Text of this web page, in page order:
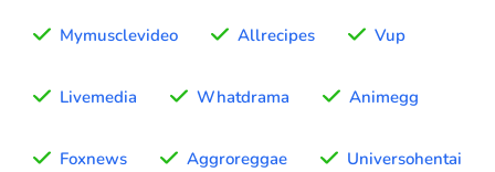
Mymusclevideo Allrecipes Vup
Livemedia Whatdrama Animegg
Foxnews Aggroreggae Universohentai